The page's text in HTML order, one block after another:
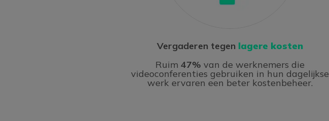
Vergaderen tegen lagere kosten
Ruim 47% van de werknemers die
videoconferenties gebruiken in hun dagelijkse
werk ervaren een beter kostenbeheer.